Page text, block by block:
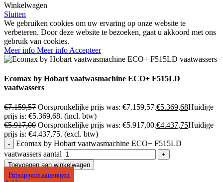
Winkelwagen
Sluiten
We gebruiken cookies om uw ervaring op onze website te
verbeteren. Door deze website te bezoeken, gaat u akkoord met ons
gebruik van cookies.
Meer info Meer info Accepteer
Ecomax by Hobart vaatwasmachine ECO+ F515LD
vaatwassers
€7.159,57 Oorspronkelijke prijs was: €7.159,57.€5.369,68Huidige
prijs is: €5.369,68. (incl. btw)
€5.917,00 Oorspronkelijke prijs was: €5.917,00.€4.437,75Huidige
prijs is: €4.437,75. (excl. btw)
Ecomax by Hobart vaatwasmachine ECO+ F515LD
vaatwassers aantal
Toevoegen aan winkelwagen
Prijsopgave aanvragen